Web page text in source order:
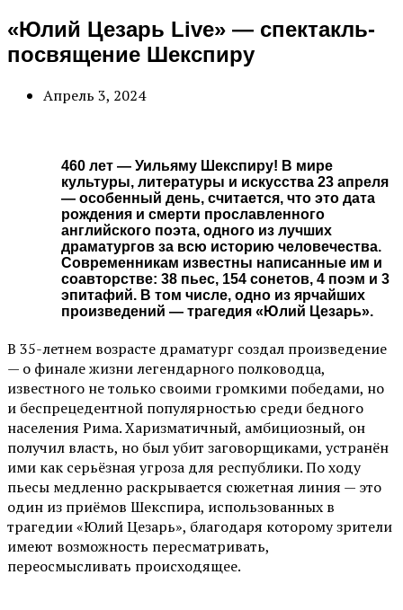
«Юлий Цезарь Live» — спектакль-
посвящение Шекспиру
Апрель 3, 2024
460 лет — Уильяму Шекспиру! В мире
культуры, литературы и искусства 23 апреля
— особенный день, считается, что это дата
рождения и смерти прославленного
английского поэта, одного из лучших
драматургов за всю историю человечества.
Современникам известны написанные им и
соавторстве: 38 пьес, 154 сонетов, 4 поэм и 3
эпитафий. В том числе, одно из ярчайших
произведений — трагедия «Юлий Цезарь».
В 35-летнем возрасте драматург создал произведение
— о финале жизни легендарного полководца,
известного не только своими громкими победами, но
и беспрецедентной популярностью среди бедного
населения Рима. Харизматичный, амбициозный, он
получил власть, но был убит заговорщиками, устранён
ими как серьёзная угроза для республики. По ходу
пьесы медленно раскрывается сюжетная линия — это
один из приёмов Шекспира, использованных в
трагедии «Юлий Цезарь», благодаря которому зрители
имеют возможность пересматривать,
переосмысливать происходящее.